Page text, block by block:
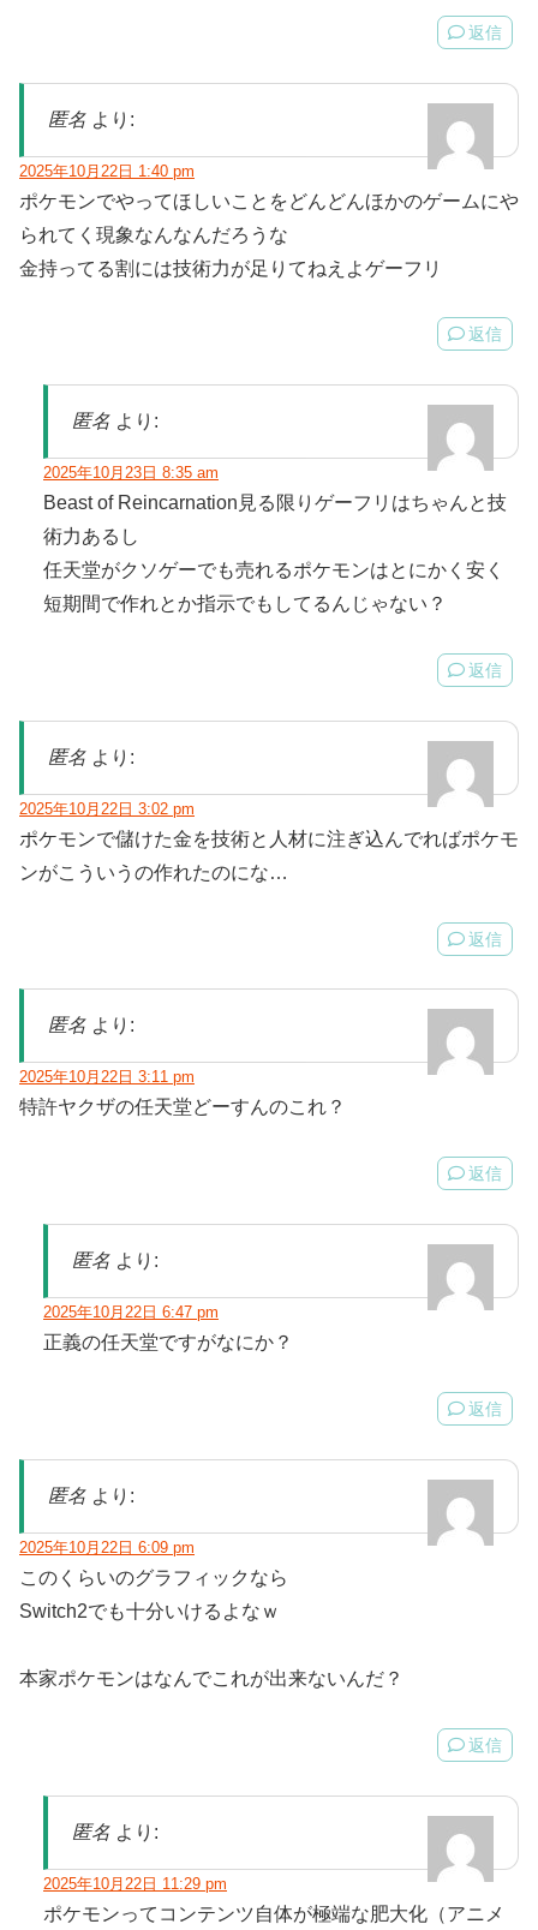
返信
匿名 より:
2025年10月22日 1:40 pm
ポケモンでやってほしいことをどんどんほかのゲームにや
られてく現象なんなんだろうな
金持ってる割には技術力が足りてねえよゲーフリ
返信
匿名 より:
2025年10月23日 8:35 am
Beast of Reincarnation見る限りゲーフリはちゃんと技
術力あるし
任天堂がクソゲーでも売れるポケモンはとにかく安く
短期間で作れとか指示でもしてるんじゃない？
返信
匿名 より:
2025年10月22日 3:02 pm
ポケモンで儲けた金を技術と人材に注ぎ込んでればポケモ
ンがこういうの作れたのにな…
返信
匿名 より:
2025年10月22日 3:11 pm
特許ヤクザの任天堂どーすんのこれ？
返信
匿名 より:
2025年10月22日 6:47 pm
正義の任天堂ですがなにか？
返信
匿名 より:
2025年10月22日 6:09 pm
このくらいのグラフィックなら
Switch2でも十分いけるよなｗ
本家ポケモンはなんでこれが出来ないんだ？
返信
匿名 より:
2025年10月22日 11:29 pm
ポケモンってコンテンツ自体が極端な肥大化（アニメ